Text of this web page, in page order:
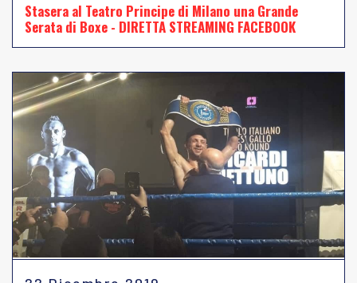
Stasera al Teatro Principe di Milano una Grande
Serata di Boxe - DIRETTA STREAMING FACEBOOK